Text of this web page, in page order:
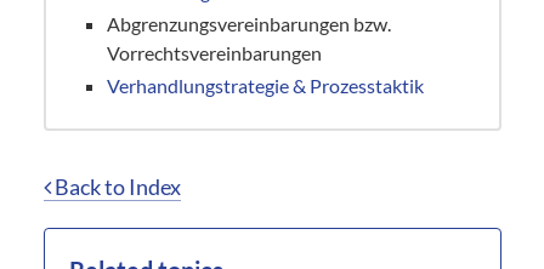
Abgrenzungsvereinbarungen bzw.
Vorrechtsvereinbarungen
Verhandlungstrategie & Prozesstaktik
Back to Index